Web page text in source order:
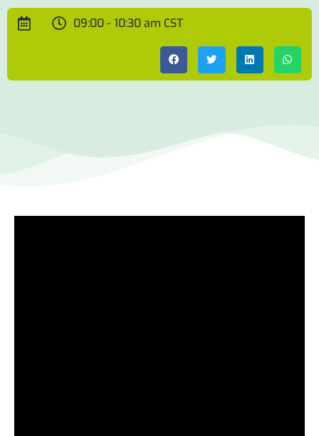
09:00 - 10:30 am CST